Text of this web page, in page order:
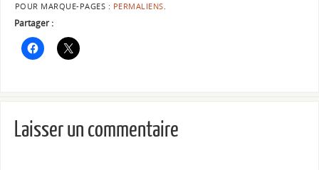
POUR MARQUE-PAGES : PERMALIENS
Partager :
Laisser un commentaire